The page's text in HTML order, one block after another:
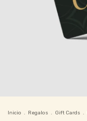
Inicio . Regalos . Gift Cards .